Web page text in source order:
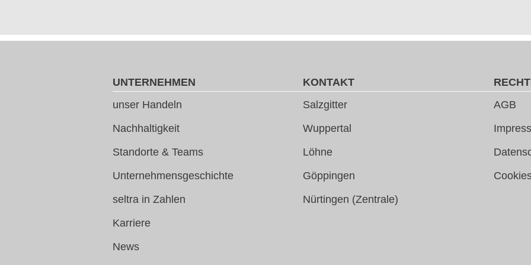
UNTERNEHMEN
unser Handeln
Nachhaltigkeit
Standorte & Teams
Unternehmensgeschichte
seltra in Zahlen
Karriere
News
KONTAKT
Salzgitter
Wuppertal
Löhne
Göppingen
Nürtingen (Zentrale)
AGB